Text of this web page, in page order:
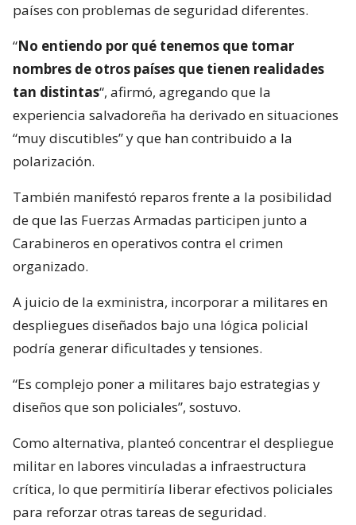
países con problemas de seguridad diferentes.
“No entiendo por qué tenemos que tomar
nombres de otros países que tienen realidades
tan distintas“, afirmó, agregando que la
experiencia salvadoreña ha derivado en situaciones
“muy discutibles” y que han contribuido a la
polarización.
También manifestó reparos frente a la posibilidad
de que las Fuerzas Armadas participen junto a
Carabineros en operativos contra el crimen
organizado.
A juicio de la exministra, incorporar a militares en
despliegues diseñados bajo una lógica policial
podría generar dificultades y tensiones.
“Es complejo poner a militares bajo estrategias y
diseños que son policiales”, sostuvo.
Como alternativa, planteó concentrar el despliegue
militar en labores vinculadas a infraestructura
crítica, lo que permitiría liberar efectivos policiales
para reforzar otras tareas de seguridad.